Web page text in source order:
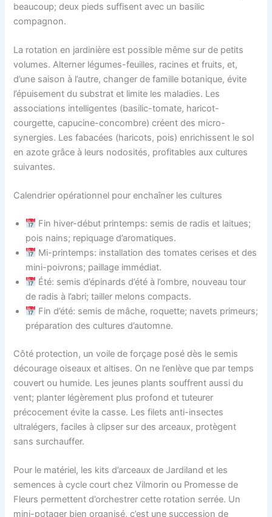
beaucoup; deux pieds suffisent avec un basilic
compagnon.
La rotation en jardinière est possible même sur de petits
volumes. Alterner légumes-feuilles, racines et fruits, et,
d’une saison à l’autre, changer de famille botanique, évite
l’épuisement du substrat et limite les maladies. Les
associations intelligentes (basilic-tomate, haricot-
courgette, capucine-concombre) créent des micro-
synergies. Les fabacées (haricots, pois) enrichissent le sol
en azote grâce à leurs nodosités, profitables aux cultures
suivantes.
Calendrier opérationnel pour enchaîner les cultures
Fin hiver-début printemps: semis de radis et laitues;
pois nains; repiquage d’aromatiques.
Mi-printemps: installation des tomates cerises et des
mini-poivrons; paillage immédiat.
Été: semis d’épinards d’été à l’ombre, nouveau tour
de radis à l’abri; tailler melons compacts.
Fin d’été: semis de mâche, roquette; navets primeurs;
préparation des cultures d’automne.
Côté protection, un voile de forçage posé dès le semis
décourage oiseaux et altises. On ne l’enlève que par temps
couvert ou humide. Les jeunes plants souffrent aussi du
vent; planter légèrement plus profond et tuteurer
précocement évite la casse. Les filets anti-insectes
ultralégers, faciles à clipser sur des arceaux, protègent
sans surchauffer.
Pour le matériel, les kits d’arceaux de Jardiland et les
semences à cycle court chez Vilmorin ou Promesse de
Fleurs permettent d’orchestrer cette rotation serrée. Un
mini-potager bien organisé, c’est une succession de